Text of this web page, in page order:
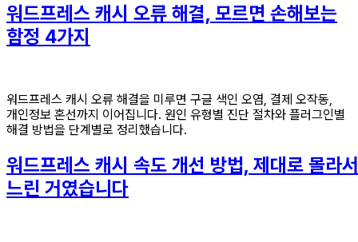
워드프레스 캐시 오류 해결, 모르면 손해보는
함정 4가지
워드프레스 캐시 오류 해결을 미루면 구글 색인 오염, 결제 오작동,
개인정보 혼선까지 이어집니다. 원인 유형별 진단 절차와 플러그인별
해결 방법을 단계별로 정리했습니다.
워드프레스 캐시 속도 개선 방법, 제대로 몰라서
느린 거였습니다